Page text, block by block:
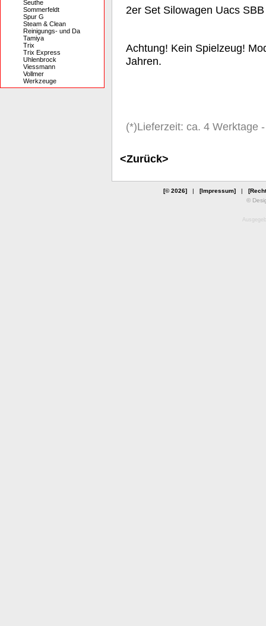
Seuthe
Sommerfeldt
Spur G
Steam & Clean
Reinigungs- und Da
Tamiya
Trix
Trix Express
Uhlenbrock
Viessmann
Vollmer
Werkzeuge
2er Set Silowagen Uacs
Achtung! Kein Spielzeug!
Jahren.
(*)Lieferzeit: ca. 4 Werktage
<Zurück>
[© 2026]| [Impressum]|
©